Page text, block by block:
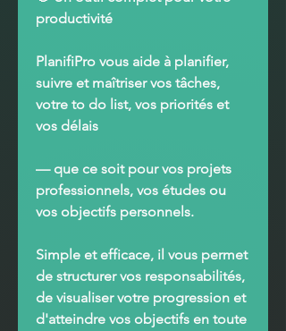
productivité
PlanifiPro vous aide à planifier,
suivre et maîtriservos tâches,
votre to do list, vos priorités et
vos délais
— que ce soit pour vos projets
professionnels, vos études ou
vos objectifs personnels.
Simple et efficace, il vous permet
de structurer vos responsabilités,
de visualiser votre progression et
d'atteindre vos objectifs en toute